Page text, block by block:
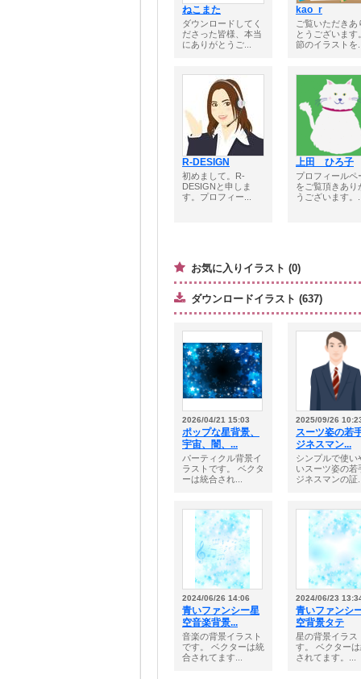
ねこまた
ダウンロードしてく
ださった皆様、本当
にありがとうご...
kao_r
ご覧いただきあ
とうございます
節のイラストを
R-DESIGN
初めまして。R-
DESIGNと申しま
す。プロフィー...
上田 ひろ子
プロフィールペ
をご覧頂きあり
うございます。
お気に入りイラスト (0)
ダウンロードイラスト (637)
2026/04/21 15:03
ポップな星背景、
宇宙、闇、...
パーティクル背景イ
ラストです。 ベクタ
ーは統合され...
2025/09/26
スーツ姿の若
ジネスマン...
シンプルで使い
いスーツ姿の若
ジネスマンの証
2024/06/26 14:06
青いファンシー星
空音楽背景...
音楽の背景イラスト
です。 ベクターは統
合されてます...
2024/06/23
青いファンシ
空背景タテ
星の背景イラス
す。 ベクター
されてます。...